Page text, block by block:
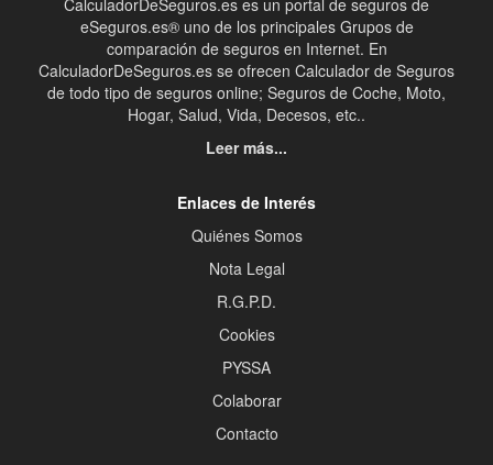
CalculadorDeSeguros.es es un portal de seguros de
eSeguros.es® uno de los principales Grupos de
comparación de seguros en Internet. En
CalculadorDeSeguros.es se ofrecen Calculador de Seguros
de todo tipo de seguros online; Seguros de Coche, Moto,
Hogar, Salud, Vida, Decesos, etc..
Leer más...
Enlaces de Interés
Quiénes Somos
Nota Legal
R.G.P.D.
Cookies
PYSSA
Colaborar
Contacto